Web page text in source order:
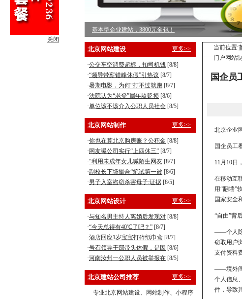
标准型企业建站，5800元全包！
营销型企业建站，8800元全包！
北京网站建设 更多>>
·公交车空调费超标，扣司机钱 [8/8]
·“领导带薪错峰休假”引热议 [8/7]
·暑期电影，为何“打不过就跑 [8/7]
·法院认为“老登”属年龄贬损 [8/6]
·单位该不该介入公职人员社会 [8/5]
北京网站制作 更多>>
·你也在算北京购房账？公积金 [8/8]
· 网友曝公司实行“上四休三” [8/7]
·“利用未成年女儿喊陌生网友 [8/7]
·副校长下场撮合“笔试第一被 [8/6]
·男子入室盗窃杀害母子:证据 [8/5]
北京网站设计 更多>>
·与知名男主持人离婚后发现对 [8/8]
·“今天总得有40℃了吧？” [8/7]
·酒店回应1岁宝宝打碎纸巾盒 [8/7]
·号召领导干部带头休假，是因 [8/6]
·河南汝州一公职人员被举报在 [8/5]
北京建站公司推荐 更多>>
专业北京网站建设、网站制作、小程序
当前位置:
门户网站
国企员
北京企业
国企员工
11月10日
在移动互
用“翻墙”
国家安全
“自由”背
——个人隐
窃取用户
支付资料
——境外间
个人信息
件，导致
关闭